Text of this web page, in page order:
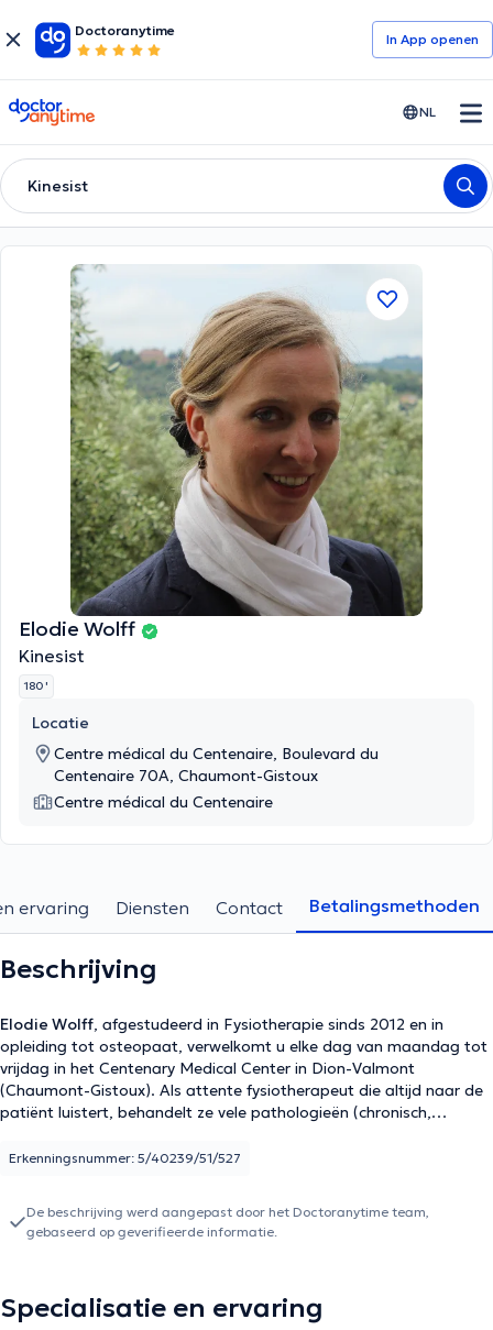
Doctoranytime
In App openen
doctoranytime NL
Kinesist
Elodie Wolff
Kinesist
180 '
Locatie
Centre médical du Centenaire, Boulevard du
Centenaire 70A, Chaumont-Gistoux
Centre médical du Centenaire
ervaring Diensten Contact Betalingsmethoden
Beschrijving
Elodie Wolff, afgestudeerd in Fysiotherapie sinds 2012 en in
opleiding tot osteopaat, verwelkomt u elke dag van maandag tot
vrijdag in het Centenary Medical Center in Dion-Valmont
(Chaumont-Gistoux). Als attente fysiotherapeut die altijd naar de
patiënt luistert, behandelt ze vele pathologieën (chronisch,
met zwangerschap en bevalling, zowel voor de moeder als voor
Erkenningsnummer: 5/40239/51/527
De beschrijving werd aangepast door het Doctoranytime team,
gebaseerd op geverifieerde informatie.
Specialisatie en ervaring